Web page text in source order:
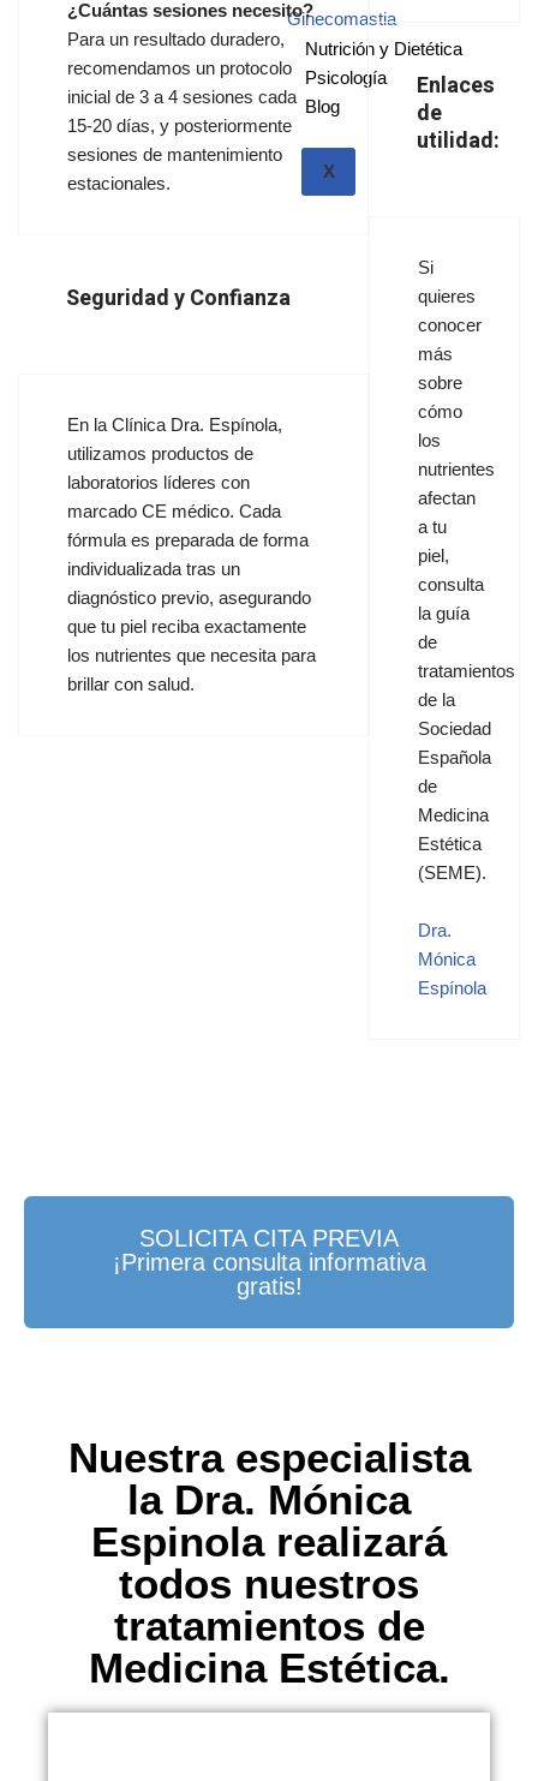
Ginecomastia
Nutrición y Dietética
Psicología
Blog
X
¿Cuántas sesiones necesito?
Para un resultado duradero,
recomendamos un protocolo
inicial de 3 a 4 sesiones cada
15-20 días, y posteriormente
sesiones de mantenimiento
estacionales.
Seguridad y Confianza
En la Clínica Dra. Espínola,
utilizamos productos de
laboratorios líderes con
marcado CE médico. Cada
fórmula es preparada de forma
individualizada tras un
diagnóstico previo, asegurando
que tu piel reciba exactamente
los nutrientes que necesita para
brillar con salud.
Enlaces
de
utilidad:
Si
quieres
conocer
más
sobre
cómo
los
nutrientes
afectan
a tu
piel,
consulta
la guía
de
tratamientos
de la
Sociedad
Española
de
Medicina
Estética
(SEME).
Dra.
Mónica
Espínola
SOLICITA CITA PREVIA
¡Primera consulta informativa
gratis!
Nuestra especialista
la Dra. Mónica
Espinola realizará
todos nuestros
tratamientos de
Medicina Estética.